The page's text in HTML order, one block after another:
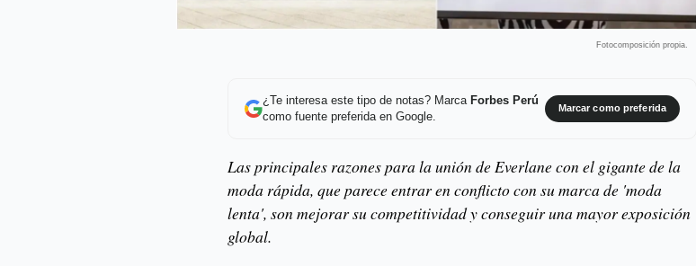
Fotocomposición propia.
¿Te interesa este tipo de notas? Marca Forbes Perú
como fuente preferida en Google.
Marcar como preferida
Las principales razones para la unión de Everlane con el gigante de la
moda rápida, que parece entrar en conflicto con su marca de 'moda
lenta', son mejorar su competitividad y conseguir una mayor exposición
global.